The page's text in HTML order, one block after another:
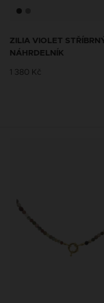
ZILIA VIOLET
NÁHRDELNÍK
1 380 Kč